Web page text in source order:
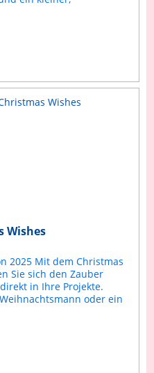
Wishes
2025 Mit dem Christmas
Sie sich den Zauber
in Ihre Projekte.
oder ein